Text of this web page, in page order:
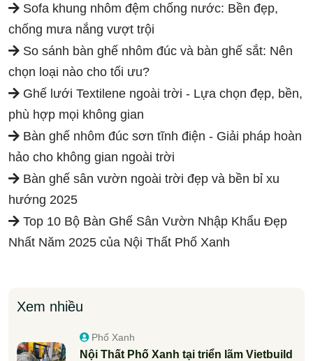
Sofa khung nhôm đệm chống nước: Bền đẹp,
chống mưa nắng vượt trội
So sánh bàn ghế nhôm đúc và bàn ghế sắt: Nên
chọn loại nào cho tối ưu?
Ghế lưới Textilene ngoài trời - Lựa chọn đẹp, bền,
phù hợp mọi không gian
Bàn ghế nhôm đúc sơn tĩnh điện - Giải pháp hoàn
hảo cho không gian ngoài trời
Bàn ghế sân vườn ngoài trời đẹp và bền bỉ xu
hướng 2025
Top 10 Bộ Bàn Ghế Sân Vườn Nhập Khẩu Đẹp
Nhất Năm 2025 của Nội Thất Phố Xanh
Xem nhiều
Phố Xanh
Nội Thất Phố Xanh tại triển lãm Vietbuild